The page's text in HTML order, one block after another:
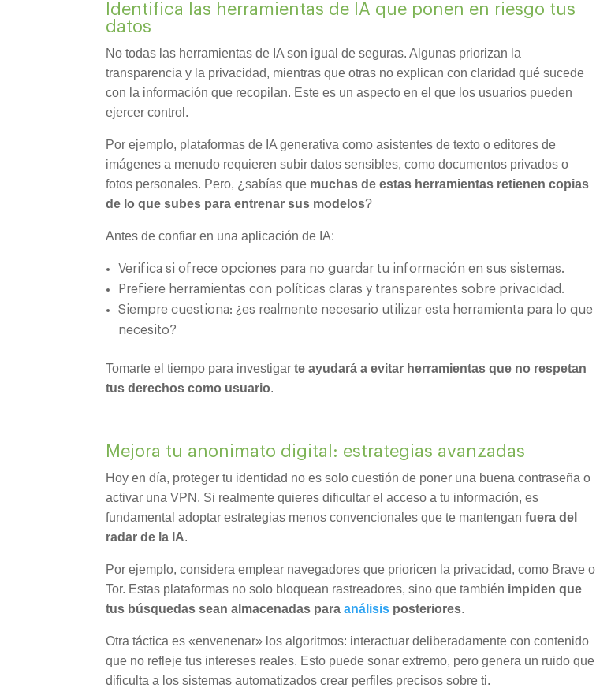
Identifica las herramientas de IA que ponen en riesgo tus
datos
No todas las herramientas de IA son igual de seguras. Algunas priorizan la
transparencia y la privacidad, mientras que otras no explican con claridad qué sucede
con la información que recopilan. Este es un aspecto en el que los usuarios pueden
ejercer control.
Por ejemplo, plataformas de IA generativa como asistentes de texto o editores de
imágenes a menudo requieren subir datos sensibles, como documentos privados o
fotos personales. Pero, ¿sabías que muchas de estas herramientas retienen copias
de lo que subes para entrenar sus modelos?
Antes de confiar en una aplicación de IA:
Verifica si ofrece opciones para no guardar tu información en sus sistemas.
Prefiere herramientas con políticas claras y transparentes sobre privacidad.
Siempre cuestiona: ¿es realmente necesario utilizar esta herramienta para lo que
necesito?
Tomarte el tiempo para investigarte ayudará a evitar herramientas que no respetan
tus derechos como usuario.
Mejora tu anonimato digital: estrategias avanzadas
Hoy en día, proteger tu identidad no es solo cuestión de poner una buena contraseña o
activar una VPN. Si realmente quieres dificultar el acceso a tu información, es
fundamental adoptar estrategias menos convencionales que te mantenganfuera del
radar de la IA.
Por ejemplo, considera emplear navegadores que prioricen la privacidad, como Brave o
Tor. Estas plataformas no solo bloquean rastreadores, sino que también impiden que
tus búsquedas sean almacenadas paraanálisis posteriores.
Otra táctica es «envenenar» los algoritmos: interactuar deliberadamente con contenido
que no refleje tus intereses reales. Esto puede sonar extremo, pero genera un ruido que
dificulta a los sistemas automatizados crear perfiles precisos sobre ti.